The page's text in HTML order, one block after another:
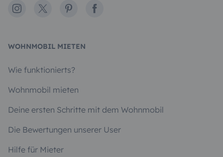
Instagram
X PinterestFacebook
WOHNMOBIL MIETEN
Wie funktionierts?
Wohnmobil mieten
Deine ersten Schritte mit dem Wohnmobil
Die Bewertungen unserer User
Hilfe für Mieter